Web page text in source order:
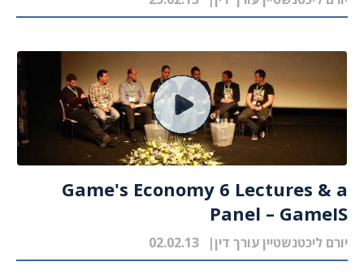
Game's Economy 6 Lectures & a
Panel – GameIS
יורם ליכטנשטיין עורך דין 02.02.13